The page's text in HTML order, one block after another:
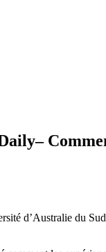
d’Australie du